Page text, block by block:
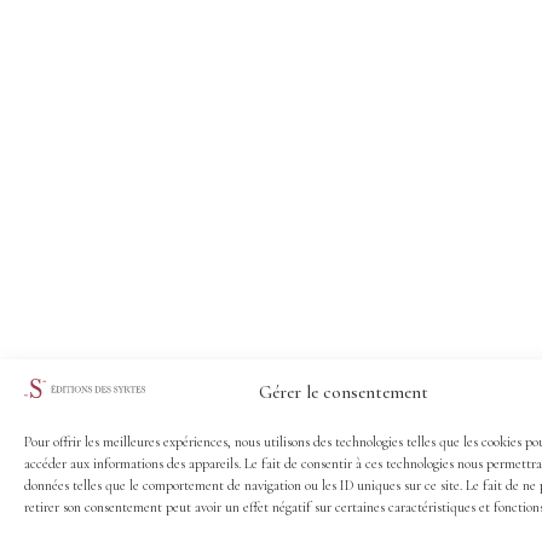
Gérer le consentement
Pour offrir les meilleures expériences, nous utilisons des technologies telles que les cookies
accéder aux informations des appareils. Le fait de consentir à ces technologies nous
données telles que le comportement de navigation ou les ID uniques sur ce site. Le fait de ne
retirer son consentement peut avoir un effet négatif sur certaines caractéristiques et